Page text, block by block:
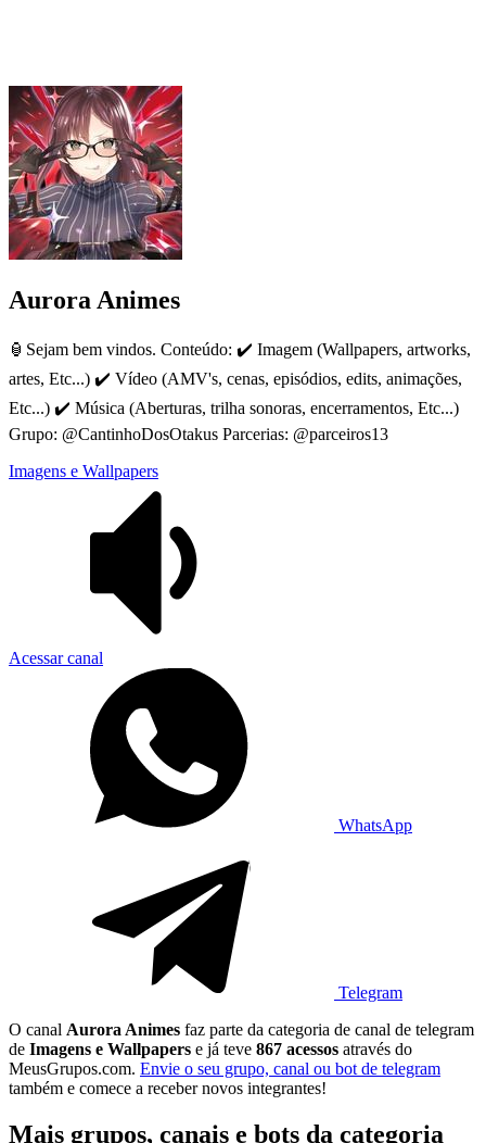
Aurora Animes
🏮Sejam bem vindos. Conteúdo: ✔️ Imagem (Wallpapers, artworks,
artes, Etc...) ✔️ Vídeo (AMV's, cenas, episódios, edits, animações,
Etc...) ✔️ Música (Aberturas, trilha sonoras, encerramentos, Etc...)
Grupo: @CantinhoDosOtakus Parcerias: @parceiros13
Imagens e Wallpapers
Acessar canal
WhatsApp
Telegram
O canal Aurora Animes faz parte da categoria de canal de telegram
de Imagens e Wallpapers e já teve 867 acessos através do
MeusGrupos.com. Envie o seu grupo, canal ou bot de telegram
também e comece a receber novos integrantes!
Mais grupos, canais e bots da categoria